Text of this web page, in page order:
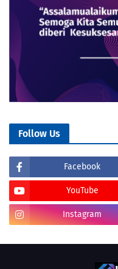
Follow Us
Facebook
YouTube
Instagram